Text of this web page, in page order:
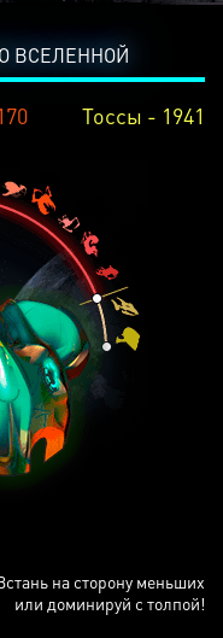
ВСЕЛЕННОЙ
Тоссы - 1941
на сторону меньших
или доминируй с толпой!